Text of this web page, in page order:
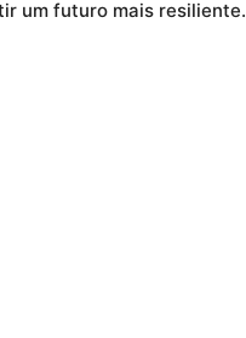
um futuro mais resiliente.